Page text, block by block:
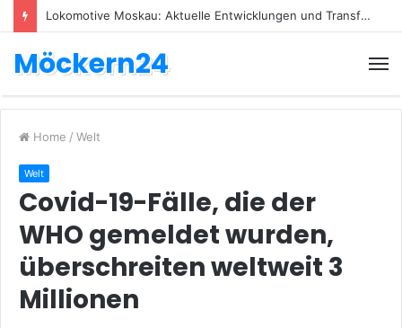
Lokomotive Moskau: Aktuelle Entwicklungen und Transfers
Möckern24
Home / Welt
Welt
Covid-19-Fälle, die der
WHO gemeldet wurden,
überschreiten weltweit 3 ​​
Millionen